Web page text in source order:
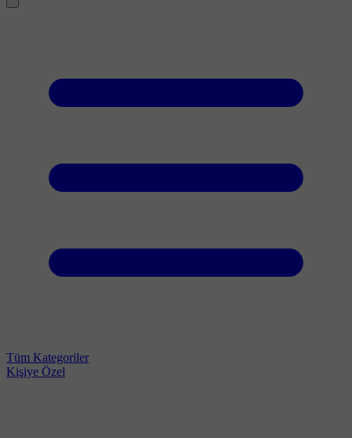
Tüm Kategoriler
Kişiye Özel